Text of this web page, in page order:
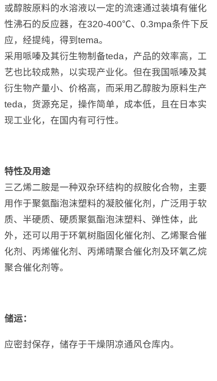
或醇胺原料的水溶液以一定的流速通过装填有催化
性沸石的反应器，在320-400℃、0.3mpa条件下反
应，经提纯，得到tema。
采用哌嗪及其衍生物制备teda，产品的效率高，工
艺也比较成熟，以实现产业化。但在我国哌嗪及其
衍生物产量小、价格高，而采用乙醇胺为原料生产
teda，货源充足，操作简单，成本低，且在日本实
现工业化，在国内有可行性。
特性及用途
三乙烯二胺是一种双杂环结构的叔胺化合物，主要
用作于聚氨酯泡沫塑料的凝胶催化剂，广泛用于软
质、半硬质、硬质聚氨酯泡沫塑料、弹性体，此
外，还可以用于环氧树脂固化催化剂、乙烯聚合催
化剂、丙烯催化剂、丙烯晴聚合催化剂及环氧乙烷
聚合催化剂等。
储运：
应密封保存，储存于干燥阴凉通风仓库内。